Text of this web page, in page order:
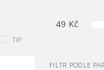
TIP
49 Kč
FILTR PODLE